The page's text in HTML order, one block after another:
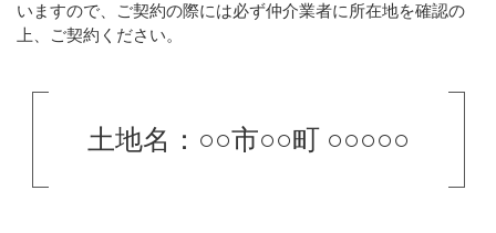
いますので、ご契約の際には必ず仲介業者に所在地を確認の
上、ご契約ください。
土地名：○○市○○町 ○○○○○